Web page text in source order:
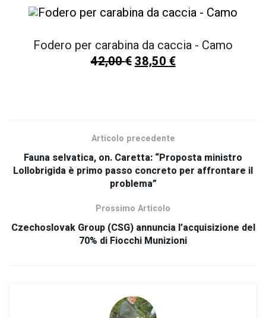
Fodero per carabina da caccia - Camo
42,00€38,50€
Articolo precedente
Fauna selvatica, on. Caretta: “Proposta ministro
Lollobrigida è primo passo concreto per affrontare il
problema”
Prossimo Articolo
Czechoslovak Group (CSG) annuncia l’acquisizione del
70% di Fiocchi Munizioni